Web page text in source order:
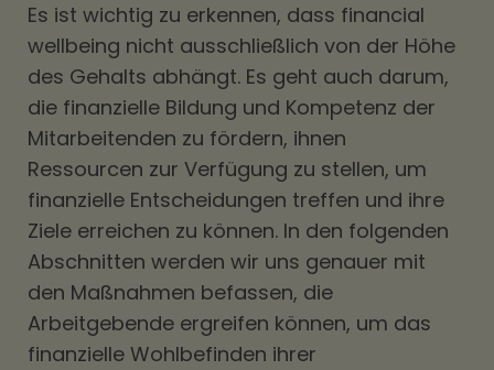
Es ist wichtig zu erkennen, dass financial
wellbeing nicht ausschließlich von der Höhe
des Gehalts abhängt. Es geht auch darum,
die finanzielle Bildung und Kompetenz der
Mitarbeitenden zu fördern, ihnen
Ressourcen zur Verfügung zu stellen, um
finanzielle Entscheidungen treffen und ihre
Ziele erreichen zu können. In den folgenden
Abschnitten werden wir uns genauer mit
den Maßnahmen befassen, die
Arbeitgebende ergreifen können, um das
finanzielle Wohlbefinden ihrer